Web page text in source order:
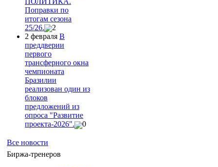
Поправки по
итогам сезона
25/26.
2
2 февраля В
преддверии
первого
трансферного окна
чемпионата
Бразилии
реализован один из
блоков
предложений из
опроса "Развитие
проекта-2026".
0
Все новости
Биржа-тренеров